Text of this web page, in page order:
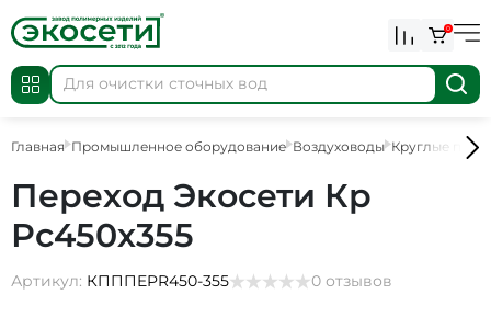
0
Главная Промышленное оборудование Воздуховоды Круглые
Переход Экосети Кр
Рс450х355
Артикул: КПППEPR450-355 0 отзывов